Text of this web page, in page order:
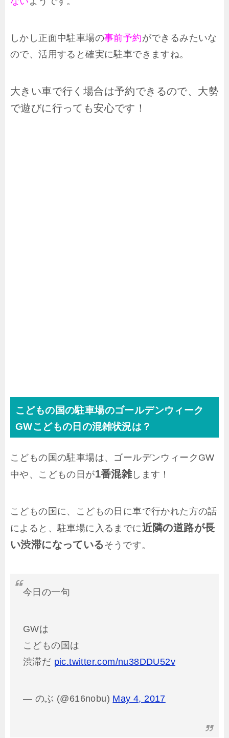
しかし正面中駐車場の事前予約ができるみたいな
ので、活用すると確実に駐車できますね。
大きい車で行く場合は予約できるので、大勢
で遊びに行っても安心です！
こどもの国の駐車場のゴールデンウィーク
GWこどもの日の混雑状況は？
こどもの国の駐車場は、ゴールデンウィークGW
中や、こどもの日が1番混雑します！
こどもの国に、こどもの日に車で行かれた方の話
によると、駐車場に入るまでに近隣の道路が長
い渋滞になっている そうです。
今日の一句
GWは
こどもの国は
渋滞だ pic.twitter.com/nu38DDU52v
— のぶ (@616nobu) May 4, 2017